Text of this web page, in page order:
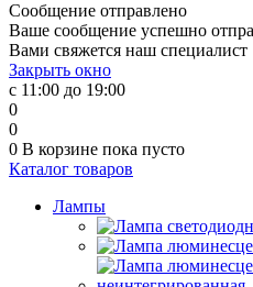
Сообщение отправлено
Ваше сообщение успешно
Вами свяжется наш специалист
Закрыть окно
с 11:00 до 19:00
0
0
0 В корзине пока пусто
Каталог товаров
Лампы